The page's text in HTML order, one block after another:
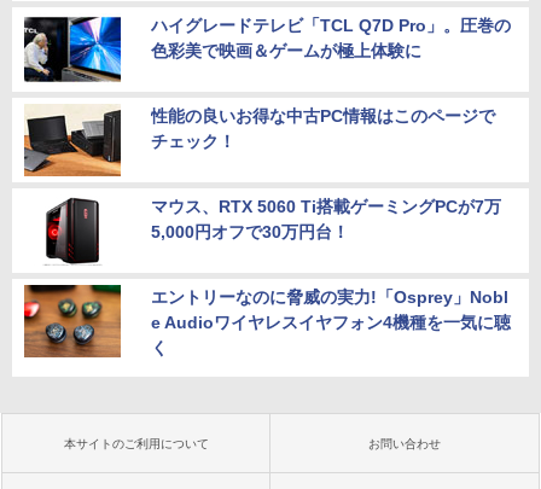
ハイグレードテレビ「TCL Q7D Pro」。圧巻の
色彩美で映画＆ゲームが極上体験に
性能の良いお得な中古PC情報はこのページで
チェック！
マウス、RTX 5060 Ti搭載ゲーミングPCが7万
5,000円オフで30万円台！
エントリーなのに脅威の実力!「Osprey」Nobl
e Audioワイヤレスイヤフォン4機種を一気に聴
く
本サイトのご利用について お問い合わせ